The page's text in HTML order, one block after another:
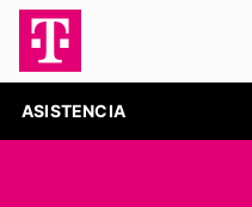
ASISTENCIA